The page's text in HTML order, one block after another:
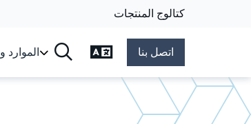
كتالوج المنتجات
الموارد تغيير اللغةاتصل بنا